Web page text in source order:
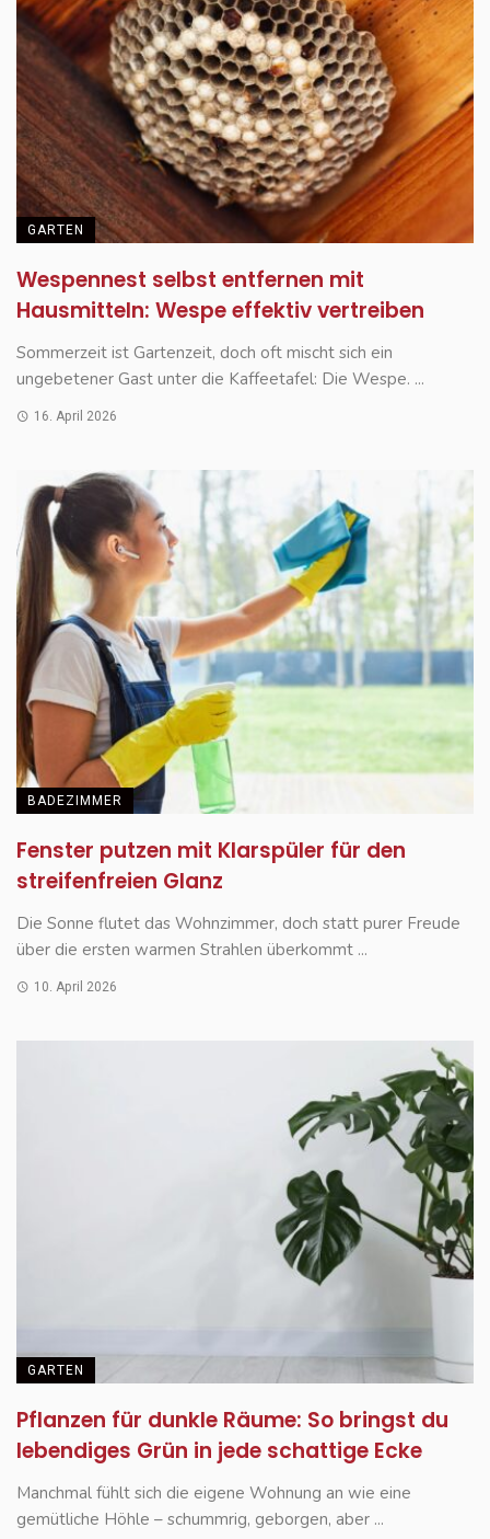
GARTEN
Wespennest selbst entfernen mit
Hausmitteln: Wespe effektiv vertreiben
Sommerzeit ist Gartenzeit, doch oft mischt sich ein
ungebetener Gast unter die Kaffeetafel: Die Wespe. ...
16. April 2026
BADEZIMMER
Fenster putzen mit Klarspüler für den
streifenfreien Glanz
Die Sonne flutet das Wohnzimmer, doch statt purer Freude
über die ersten warmen Strahlen überkommt ...
10. April 2026
GARTEN
Pflanzen für dunkle Räume: So bringst du
lebendiges Grün in jede schattige Ecke
Manchmal fühlt sich die eigene Wohnung an wie eine
gemütliche Höhle – schummrig, geborgen, aber ...